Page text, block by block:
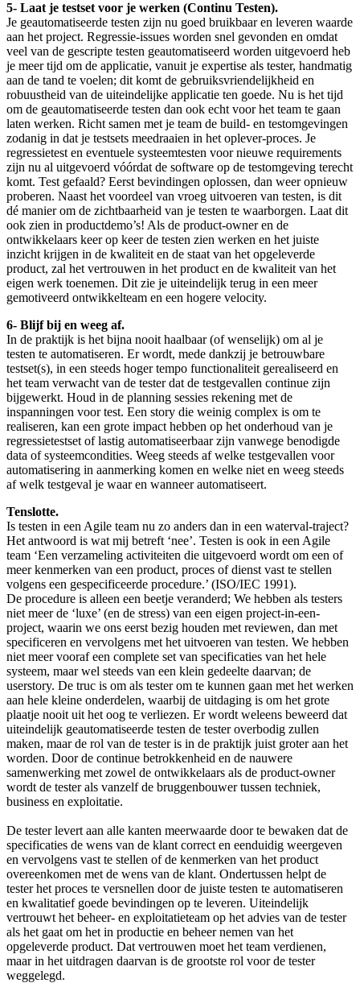
5- Laat je testset voor je werken (Continu Testen).
Je geautomatiseerde testen zijn nu goed bruikbaar en leveren waarde
aan het project. Regressie-issues worden snel gevonden en omdat
veel van de gescripte testen geautomatiseerd worden uitgevoerd heb
je meer tijd om de applicatie, vanuit je expertise als tester, handmatig
aan de tand te voelen; dit komt de gebruiksvriendelijkheid en
robuustheid van de uiteindelijke applicatie ten goede. Nu is het tijd
om de geautomatiseerde testen dan ook echt voor het team te gaan
laten werken. Richt samen met je team de build- en testomgevingen
zodanig in dat je testsets meedraaien in het oplever-proces. Je
regressietest en eventuele systeemtesten voor nieuwe requirements
zijn nu al uitgevoerd vóórdat de software op de testomgeving terecht
komt. Test gefaald? Eerst bevindingen oplossen, dan weer opnieuw
proberen. Naast het voordeel van vroeg uitvoeren van testen, is dit
dé manier om de zichtbaarheid van je testen te waarborgen. Laat dit
ook zien in productdemo’s! Als de product-owner en de
ontwikkelaars keer op keer de testen zien werken en het juiste
inzicht krijgen in de kwaliteit en de staat van het opgeleverde
product, zal het vertrouwen in het product en de kwaliteit van het
eigen werk toenemen. Dit zie je uiteindelijk terug in een meer
gemotiveerd ontwikkelteam en een hogere velocity.
6- Blijf bij en weeg af.
In de praktijk is het bijna nooit haalbaar (of wenselijk) om al je
testen te automatiseren. Er wordt, mede dankzij je betrouwbare
testset(s), in een steeds hoger tempo functionaliteit gerealiseerd en
het team verwacht van de tester dat de testgevallen continue zijn
bijgewerkt. Houd in de planning sessies rekening met de
inspanningen voor test. Een story die weinig complex is om te
realiseren, kan een grote impact hebben op het onderhoud van je
regressietestset of lastig automatiseerbaar zijn vanwege benodigde
data of systeemcondities. Weeg steeds af welke testgevallen voor
automatisering in aanmerking komen en welke niet en weeg steeds
af welk testgeval je waar en wanneer automatiseert.
Tenslotte.
Is testen in een Agile team nu zo anders dan in een waterval-traject?
Het antwoord is wat mij betreft ‘nee’. Testen is ook in een Agile
team ‘Een verzameling activiteiten die uitgevoerd wordt om een of
meer kenmerken van een product, proces of dienst vast te stellen
volgens een gespecificeerde procedure.’ (ISO/IEC 1991).
De procedure is alleen een beetje veranderd; We hebben als testers
niet meer de ‘luxe’ (en de stress) van een eigen project-in-een-
project, waarin we ons eerst bezig houden met reviewen, dan met
specificeren en vervolgens met het uitvoeren van testen. We hebben
niet meer vooraf een complete set van specificaties van het hele
systeem, maar wel steeds van een klein gedeelte daarvan; de
userstory. De truc is om als tester om te kunnen gaan met het werken
aan hele kleine onderdelen, waarbij de uitdaging is om het grote
plaatje nooit uit het oog te verliezen. Er wordt weleens beweerd dat
uiteindelijk geautomatiseerde testen de tester overbodig zullen
maken, maar de rol van de tester is in de praktijk juist groter aan het
worden. Door de continue betrokkenheid en de nauwere
samenwerking met zowel de ontwikkelaars als de product-owner
wordt de tester als vanzelf de bruggenbouwer tussen techniek,
business en exploitatie.
De tester levert aan alle kanten meerwaarde door te bewaken dat de
specificaties de wens van de klant correct en eenduidig weergeven
en vervolgens vast te stellen of de kenmerken van het product
overeenkomen met de wens van de klant. Ondertussen helpt de
tester het proces te versnellen door de juiste testen te automatiseren
en kwalitatief goede bevindingen op te leveren. Uiteindelijk
vertrouwt het beheer- en exploitatieteam op het advies van de tester
als het gaat om het in productie en beheer nemen van het
opgeleverde product. Dat vertrouwen moet het team verdienen,
maar in het uitdragen daarvan is de grootste rol voor de tester
weggelegd.